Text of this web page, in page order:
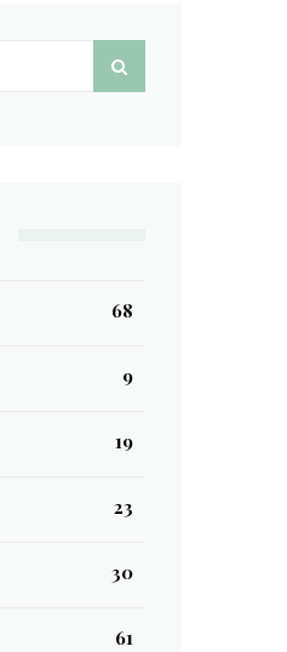
68
9
19
23
30
61